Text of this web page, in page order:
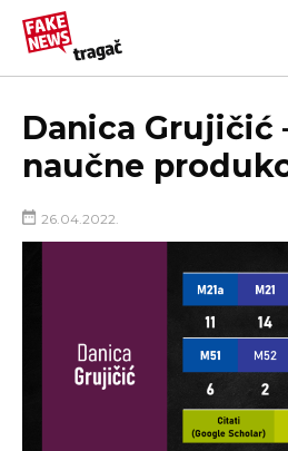
PRIJAVI LAŽNU VEST!
Danica Grujičić
naučne
26.04.2022.